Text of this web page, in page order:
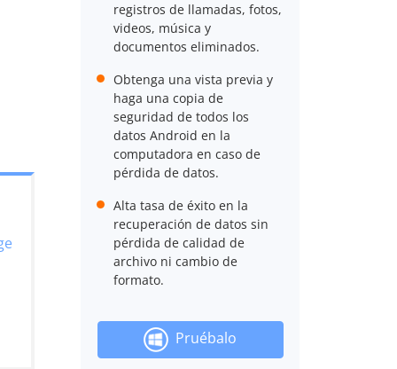
registros de llamadas, fotos,
videos, música y
documentos eliminados.
Obtenga una vista previa y
haga una copia de
seguridad de todos los
datos Android en la
computadora en caso de
pérdida de datos.
Alta tasa de éxito en la
recuperación de datos sin
pérdida de calidad de
archivo ni cambio de
formato.
Pruébalo